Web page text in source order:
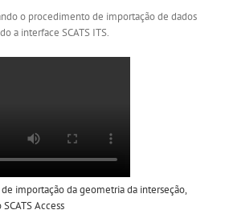
o procedimento de importação de dados
a interface SCATS ITS.
importação da geometria da interseção,
Access